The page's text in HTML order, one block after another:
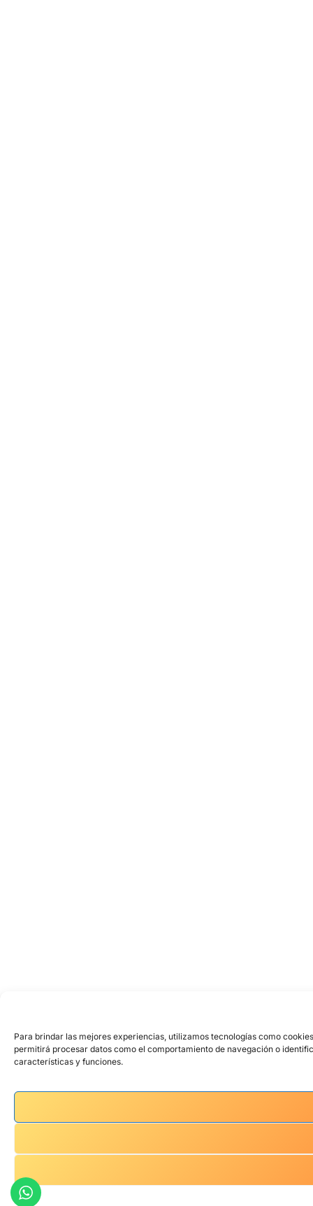
Para brindar las mejores experiencias, utilizamos tecnologías como
permitirá procesar datos como el comportamiento de navegación o
características y funciones.